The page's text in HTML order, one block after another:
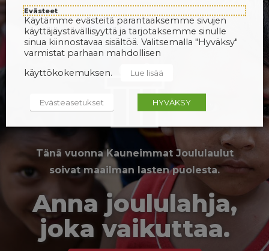
Tänä vuonna Kauneimmat Joululaulut
soivat maailman lasten puolesta.
Anna joululahja,
joka vaikuttaa.
Evästeet
Käytämme evästeitä parantaaksemme sivujen
käyttäjäystävällisyyttä ja tarjotaksemme sinulle
sinua kiinnostavaa sisältöä. Valitsemalla "Hyväksy"
varmistat parhaan mahdollisen
käyttökokemuksen.
Lue lisää
Evästeasetukset HYVÄKSY